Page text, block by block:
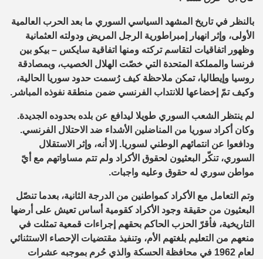
بالنظر في تاريخ المشهد السياسي السوري ما بعد الحرب العالمية
الأولى، وإثر انهيار إمبراطورية الرجل المريض ودولته العثمانية
وظهور اتفاقيات لتقاسم تركته ومنها اتفاقية سايكس – بيكو بين
فرنسا والمملكة المتحدة التي خصّت الهلال الخصيب، وبمصادقة
روسيا وإيطاليا، تمكن ملاحظة كيف رُسمت حدود سوريا الحالية،
وكيف تمّ إخضاعها للانتداب الفرنسي ضمن منطقة نفوذه المباشر.
لم ينتظر الشعب السوري طويلا ليدافع عن بلده بحدوده الجديدة.
وكان أكراد سوريا من المناضلين الأشداء ضد الاحتلال الفرنسي.
ودافعوا عن انتمائهم الوطني لسوريا. إلا أنه، وإثر الاستقلال
السوري، تنكّر البعثيون لحقوق الأكراد ولم تتم مساواتهم مع أيّ
مواطن سوري له حقوق وعليه واجبات.
وتم التعامل مع الأكراد كمواطنين من الدرجة الثانية، بعدما تنصّل
البعثيون من حقيقة وجود الأكراد كقومية أساس تعيش على أرضها
التاريخية، فأقرّ الحزب الحاكم بحقهم إجراءات قمعية تمثلت في
منعهم من التعليم بلغتهم الأم، وتنفيذ مقتضيات الإحصاء الاستثنائي
لعام 1962 في محافظة الحسكة والذي حُرم بموجبه عشرات